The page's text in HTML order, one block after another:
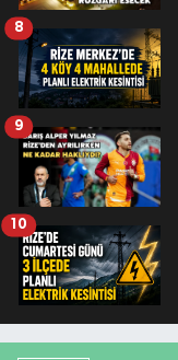
8
9
10